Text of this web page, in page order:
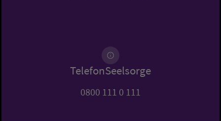
TelefonSeelsorge
0800 111 0 111